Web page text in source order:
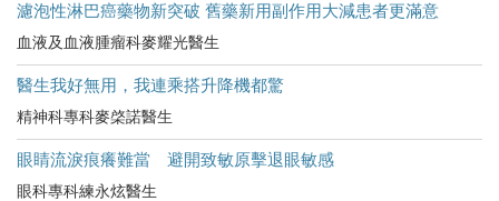
濾泡性淋巴癌藥物新突破 舊藥新用副作用大減患者更滿意
血液及血液腫瘤科麥耀光醫生
醫生我好無用，我連乘搭升降機都驚
精神科專科麥棨諾醫生
眼睛流淚痕癢難當 避開致敏原擊退眼敏感
眼科專科練永炫醫生